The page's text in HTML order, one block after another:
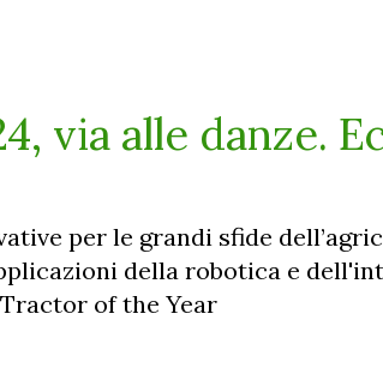
via alle danze.
per le grandi sfide
della robotica e
of the Year